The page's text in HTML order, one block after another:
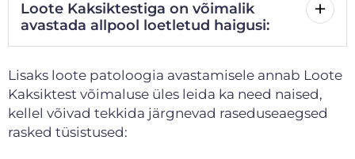
Loote Kaksiktestiga on võimalik
avastada allpool loetletud haigusi:
Lisaks loote patoloogia avastamisele annab Loote
Kaksiktest võimaluse üles leida ka need naised,
kellel võivad tekkida järgnevad raseduseaegsed
rasked tüsistused: